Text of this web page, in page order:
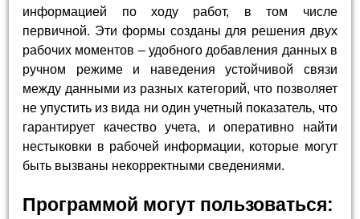
информацией по ходу работ, в том числе
первичной. Эти формы созданы для решения двух
рабочих моментов – удобного добавления данных в
ручном режиме и наведения устойчивой связи
между данными из разных категорий, что позволяет
не упустить из вида ни один учетный показатель, что
гарантирует качество учета, и оперативно найти
нестыковки в рабочей информации, которые могут
быть вызваны некорректными сведениями.
Программой могут пользоваться: